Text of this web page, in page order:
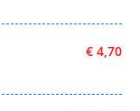
€ 4,70